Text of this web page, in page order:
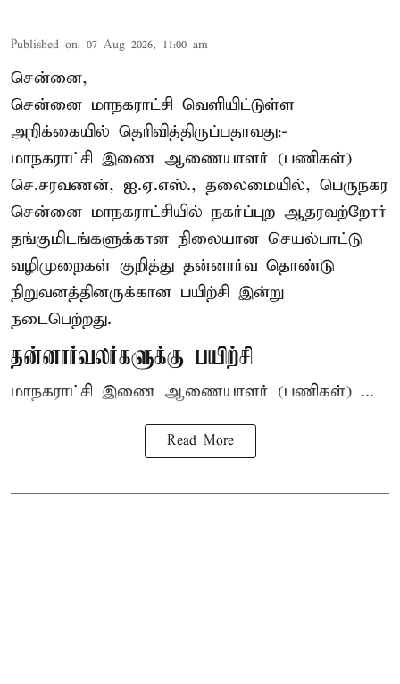
Published on: 07 Aug 2026, 11:00 am
சென்னை,
சென்னை மாநகராட்சி வெளியிட்டுள்ள
அறிக்கையில் தெரிவித்திருப்பதாவது:-
மாநகராட்சி இணை ஆணையாளர் (பணிகள்)
செ.சரவணன், ஐ.ஏ.எஸ்., தலைமையில், பெருநகர
சென்னை மாநகராட்சியில் நகர்ப்புற ஆதரவற்றோர்
தங்குமிடங்களுக்கான நிலையான செயல்பாட்டு
வழிமுறைகள் குறித்து தன்னார்வ தொண்டு
நிறுவனத்தினருக்கான பயிற்சி இன்று
நடைபெற்றது.
தன்னார்வலர்களுக்கு பயிற்சி
மாநகராட்சி இணை ஆணையாளர் (பணிகள்) ...
Read More